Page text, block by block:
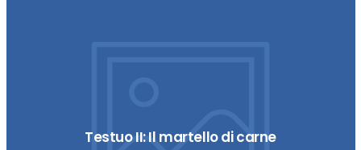
Testuo II: Il martello di carne